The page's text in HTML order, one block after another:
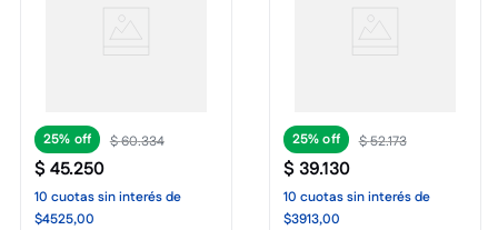
25% $60.334
$45.250
10 cuotassin interésde
$4525,00
25% $52.173
$39.130
10 cuotassin interésde
$3913,00